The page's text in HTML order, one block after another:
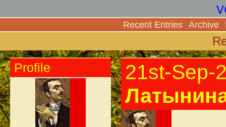
Recent Entries Archive
Profile
21st-Sep-